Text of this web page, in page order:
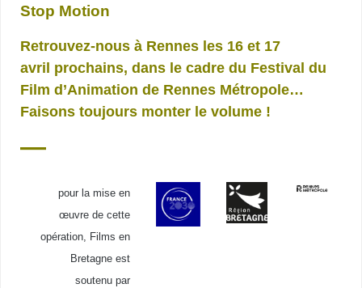
Stop Motion
Retrouvez-nous à Rennes les 16 et 17
avril prochains, dans le cadre du Festival du
Film d’Animation de Rennes Métropole…
Faisons toujours monter le volume !
—
pour la mise en
œuvre de cette
opération, Films en
Bretagne est
soutenu par